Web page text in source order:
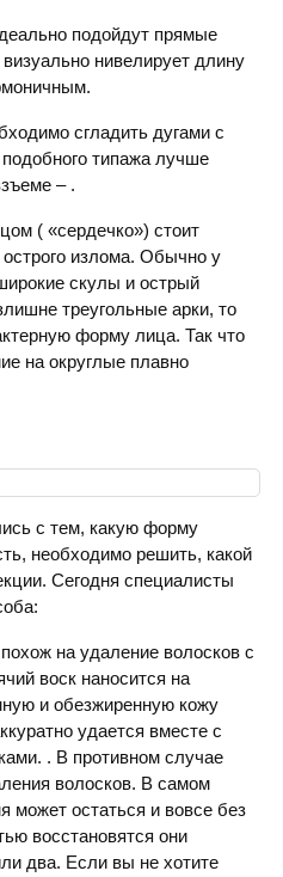
подойдут прямые
нивелирует длину
сгладить дугами с
типажа лучше
– .
( «сердечко») стоит
острого излома. Обычно у
скулы и острый
треугольные арки, то
форму лица. Так что
на округлые плавно
с тем, какую форму
необходимо решить, какой
Сегодня специалисты
на удаление волосков с
воск наносится на
и обезжиренную кожу
удается вместе с
. В противном случае
волосков. В самом
остаться и вовсе без
восстановятся они
два. Если вы не хотите